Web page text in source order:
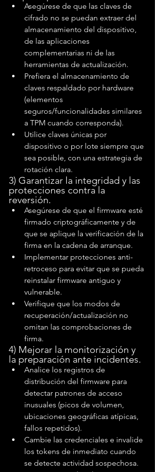
Asegúrese de que las claves de
cifrado no se puedan extraer del
almacenamiento del dispositivo,
de las aplicaciones
complementarias ni de las
herramientas de actualización.
Prefiera el almacenamiento de
claves respaldado por hardware
(elementos
seguros/funcionalidades similares
a TPM cuando corresponda).
Utilice claves únicas por
dispositivo o por lote siempre que
sea posible, con una estrategia de
rotación clara.
3) Garantizar la integridad y las
protecciones contra la
reversión.
Asegúrese de que el firmware esté
firmado criptográficamente y de
que se aplique la verificación de la
firma en la cadena de arranque.
Implementar protecciones anti-
retroceso para evitar que se pueda
reinstalar firmware antiguo y
vulnerable.
Verifique que los modos de
recuperación/actualización no
omitan las comprobaciones de
firma.
4) Mejorar la monitorización y
la preparación ante incidentes.
Analice los registros de
distribución del firmware para
detectar patrones de acceso
inusuales (picos de volumen,
ubicaciones geográficas atípicas,
fallos repetidos).
Cambie las credenciales e invalide
los tokens de inmediato cuando
se detecte actividad sospechosa.